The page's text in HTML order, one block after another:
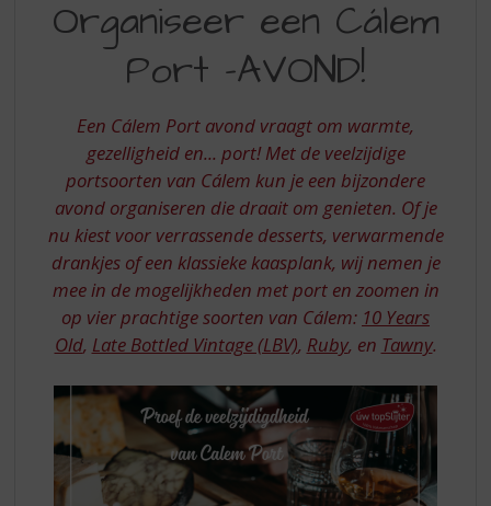
EEN
CALEM
AVOND
Organiseer een Cálem
Port -AVOND!
Een Cálem Port avond vraagt om warmte,
gezelligheid en... port! Met de veelzijdige
portsoorten van Cálem kun je een bijzondere
avond organiseren die draait om genieten. Of je
nu kiest voor verrassende desserts, verwarmende
drankjes of een klassieke kaasplank, wij nemen je
mee in de mogelijkheden met port en zoomen in
op vier prachtige soorten van Cálem: 10 Years
Old, Late Bottled Vintage (LBV), Ruby, en Tawny.